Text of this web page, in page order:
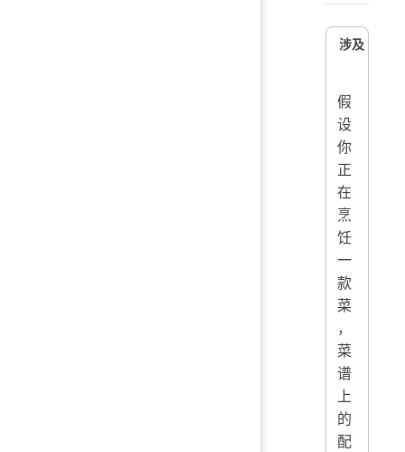
涉及
假
设
你
正
在
烹
饪
一
款
菜
，
菜
谱
上
的
配